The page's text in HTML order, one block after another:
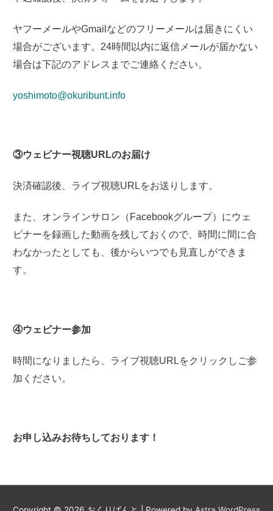
ヤフーメールやGmailなどのフリーメールは届きにくい
場合がございます。24時間以内に返信メールが届かない
場合は下記のアドレスまでご連絡ください。
yoshimoto@okuribunt.info
③ウェビナー視聴URLのお届け
決済確認後、ライブ視聴URLをお送りします。
また、オンラインサロン（Facebookグループ）にウェ
ビナーを録画した動画を残しておくので、時間に間に合
わなかったとしても、後からいつでも見直しができま
す。
④ウェビナー参加
時間になりましたら、 ライブ視聴URLをクリックしご参
加ください。
お申し込みお待ちしております ！